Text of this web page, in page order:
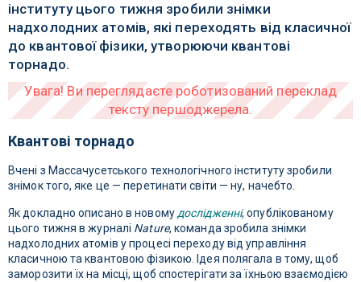
інституту цього тижня зробили знімки
надхолодних атомів, які переходять від класичної
до квантової фізики, утворюючи квантові
торнадо.
Квантові торнадо
Вчені з Массачусетського технологічного інституту зробили
знімок того, яке це — перетинати світи — ну, начебто.
Як докладно описано в новомудослідженні, опублікованому
цього тижня в журналі Nature, команда зробила знімки
надхолодних атомів у процесі переходу від управління
класичною та квантовою фізикою. Ідея полягала в тому, щоб
заморозити їх на місці, щоб спостерігати за їхньою взаємодією